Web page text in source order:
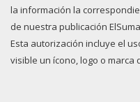
la información la
de nuestra publicación
Esta autorización incluye el
visible un ícono, logo o marca